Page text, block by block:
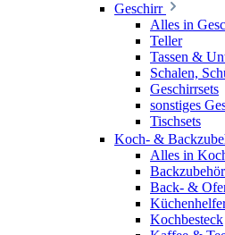
Geschirr
Alles in
Teller
Tassen &
Schalen,
Geschirrsets
sonstiges
Tischsets
Koch- &
Alles in
Backzubehör
Back- &
Kochbesteck